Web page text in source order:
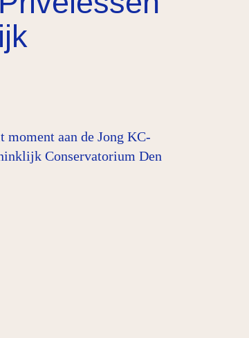
moment aan de Jong KC-
Conservatorium Den